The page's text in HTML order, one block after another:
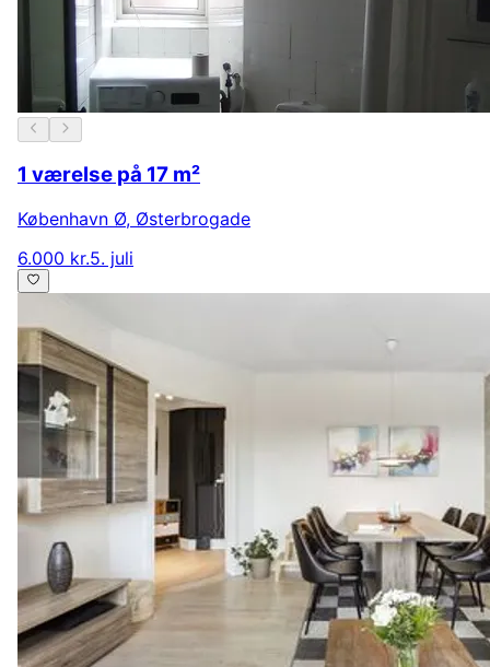
1 værelse på 17 m²
København Ø, Østerbrogade
6.000 kr.5. juli